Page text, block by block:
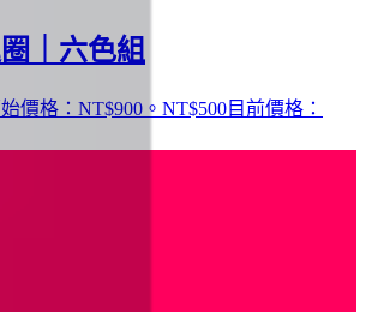
｜六色組
價格：NT$900。 NT$500目前價格：